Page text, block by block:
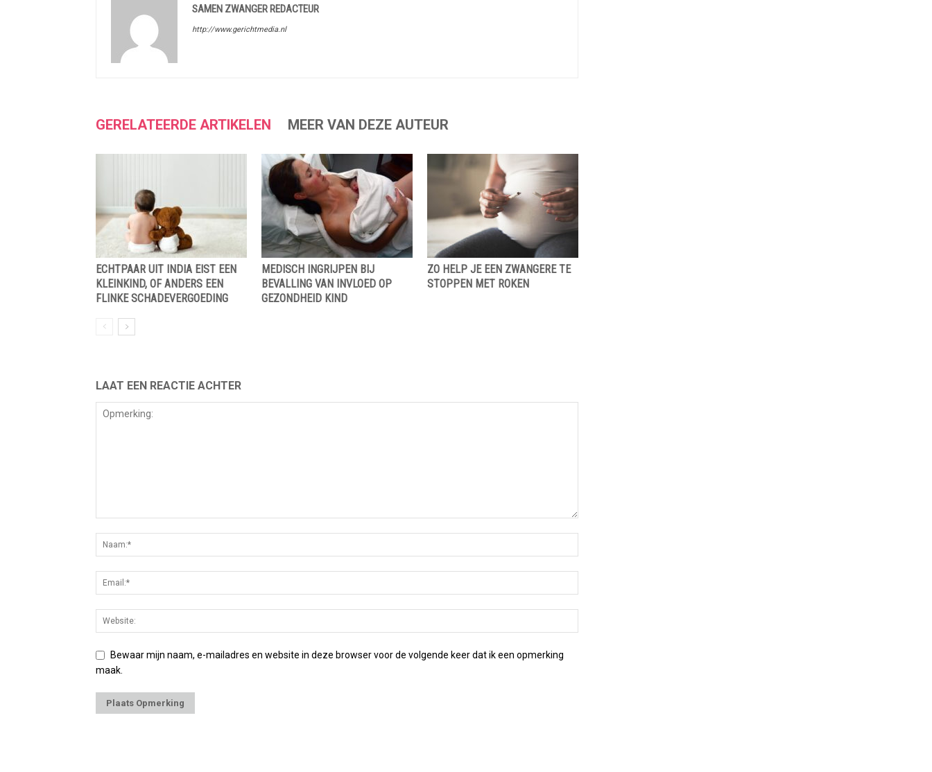
SAMEN ZWANGER REDACTEUR
http://www.gerichtmedia.nl
GERELATEERDE ARTIKELEN MEER VAN DEZE AUTEUR
ECHTPAAR UIT INDIA EIST EEN
KLEINKIND, OF ANDERS EEN
FLINKE SCHADEVERGOEDING
MEDISCH INGRIJPEN BIJ
BEVALLING VAN INVLOED OP
GEZONDHEID KIND
ZO HELP JE EEN ZWANGERE TE
STOPPEN MET ROKEN
LAAT EEN REACTIE ACHTER
Bewaar mijn naam, e-mailadres en website in deze browser voor de volgende keer dat ik een opmerking
maak.